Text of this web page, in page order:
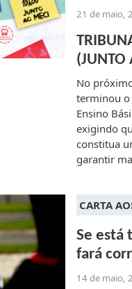
21 de maio,
(JUNTO
No
terminou o
Ensino
exigindo
constitua
garantir
CARTA
Se está
fará
14 de maio,